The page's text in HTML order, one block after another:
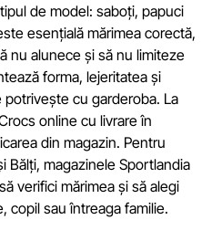
de model: saboți, papuci
esențială mărimea corectă,
nu alunece și să nu limiteze
forma, lejeritatea și
cu garderoba. La
online cu livrare în
din magazin. Pentru
Bălți, magazinele Sportlandia
verifici mărimea și să alegi
copil sau întreaga familie.